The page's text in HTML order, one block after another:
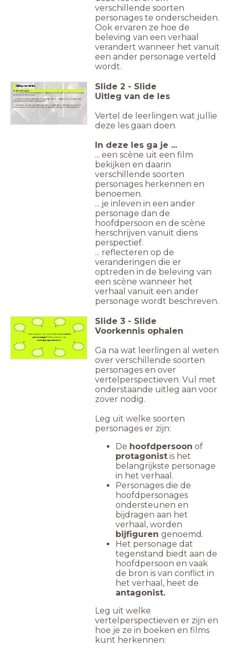
verschillende soorten
personages te onderscheiden.
Ook ervaren ze hoe de
beleving van een verhaal
verandert wanneer het vanuit
een ander personage verteld
wordt.
Uitleg van de les
In deze les ga je...
... een scène uit een film bekijken en daarin verschillende soorten personages
herkennen en benoemen.
... je inleven in een ander personage dan de hoofdpersoon en de scène
herschrijven vanuit diens perspectief.
... reflecteren op de veranderingen die er optreden in de beleving van een
scène wanneer het verhaal vanuit een ander personage wordt beschreven.
Slide 2 - Slide
Uitleg van de les
Vertel de leerlingen wat jullie
deze les gaan doen.
In deze les ga je ...
... een scène uit een film
bekijken en daarin
verschillende soorten
personages herkennen en
benoemen.
... je inleven in een ander
personage dan de
hoofdpersoon en de scène
herschrijven vanuit diens
perspectief.
... reflecteren op de
veranderingen die er
optreden in de beleving van
een scène wanneer het
verhaal vanuit een ander
personage wordt beschreven.
Wat weet je over verschillende soorten
personages? Wat weet je over
vertelperspectieven?
Slide 3 - Slide
Voorkennis ophalen
Ga na wat leerlingen al weten
over verschillende soorten
personages en over
vertelperspectieven. Vul met
onderstaande uitleg aan voor
zover nodig.
Leg uit welke soorten
personages er zijn:
De hoofdpersoon of
protagonist is het
belangrijkste personage
in het verhaal.
Personages die de
hoofdpersonages
ondersteunen en
bijdragen aan het
verhaal, worden
bijfiguren genoemd.
Het personage dat
tegenstand biedt aan de
hoofdpersoon en vaak
de bron is van conflict in
het verhaal, heet de
antagonist.
Leg uit welke
vertelperspectieven er zijn en
hoe je ze in boeken en films
kunt herkennen: